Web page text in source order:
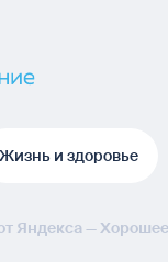
Жизнь и здоровье
Яндекса —